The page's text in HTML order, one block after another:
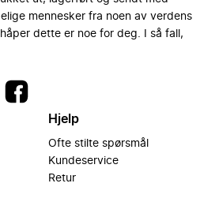
mennesker fra noen av verdens
dette er noe for deg. I så fall,
Hjelp
Ofte stilte spørsmål
Kundeservice
Retur